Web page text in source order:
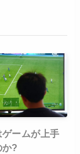
ームが上手
か?